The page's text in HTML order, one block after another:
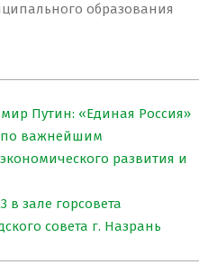
образования
Путин: «Единая Россия»
важнейшим
развития и
в зале горсовета
совета г. Назрань